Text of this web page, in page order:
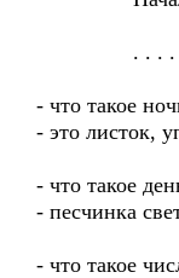
. . .
- что такое
- это листок,
- что такое
- песчинка
- что такое